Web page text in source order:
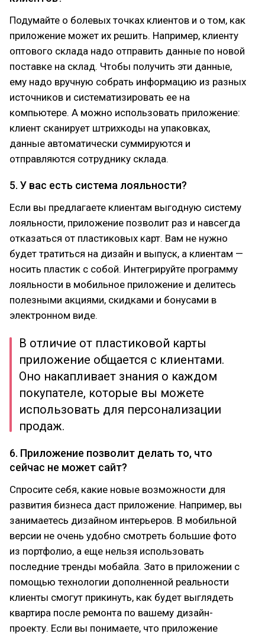
Подумайте о болевых точках клиентов и о том, как
приложение может их решить. Например, клиенту
оптового склада надо отправить данные по новой
поставке на склад. Чтобы получить эти данные,
ему надо вручную собрать информацию из разных
источников и систематизировать ее на
компьютере. А можно использовать приложение:
клиент сканирует штрихкоды на упаковках,
данные автоматически суммируются и
отправляются сотруднику склада.
5. У вас есть система лояльности?
Если вы предлагаете клиентам выгодную систему
лояльности, приложение позволит раз и навсегда
отказаться от пластиковых карт. Вам не нужно
будет тратиться на дизайн и выпуск, а клиентам —
носить пластик с собой. Интегрируйте программу
лояльности в мобильное приложение и делитесь
полезными акциями, скидками и бонусами в
электронном виде.
В отличие от пластиковой карты
приложение общается с клиентами.
Оно накапливает знания о каждом
покупателе, которые вы можете
использовать для персонализации
продаж.
6. Приложение позволит делать то, что
сейчас не может сайт?
Спросите себя, какие новые возможности для
развития бизнеса даст приложение. Например, вы
занимаетесь дизайном интерьеров. В мобильной
версии не очень удобно смотреть большие фото
из портфолио, а еще нельзя использовать
последние тренды мобайла. Зато в приложении с
помощью технологии дополненной реальности
клиенты смогут прикинуть, как будет выглядеть
квартира после ремонта по вашему дизайн-
проекту. Если вы понимаете, что приложение